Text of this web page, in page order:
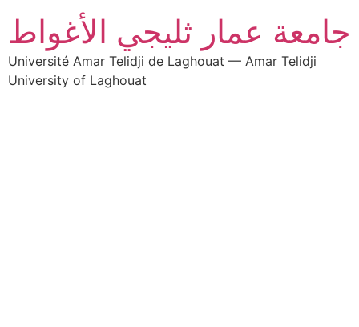
جامعة عمار ثليجي الأغواط
Université Amar Telidji de Laghouat — Amar Telidji
University of Laghouat